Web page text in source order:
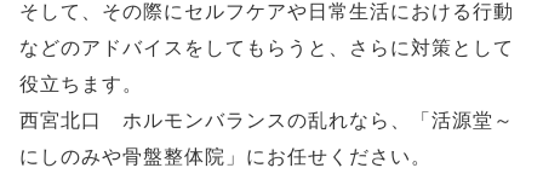
そして、その際にセルフケアや日常生活における行動
などのアドバイスをしてもらうと、さらに対策として
役立ちます。
西宮北口 ホルモンバランスの乱れなら、「活源堂～
にしのみや骨盤整体院」にお任せください。